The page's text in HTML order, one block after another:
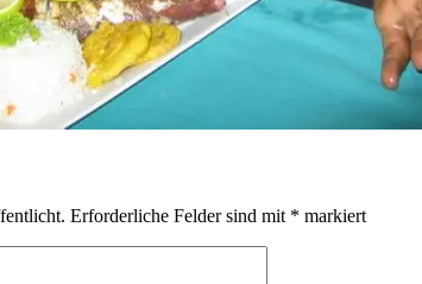
Erforderliche Felder sind mit * markiert